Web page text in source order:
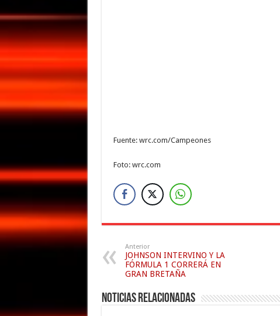
Fuente: wrc.com/Campeones
Foto: wrc.com
Anterior
JOHNSON INTERVINO Y LA
FÓRMULA 1 CORRERÁ EN
GRAN BRETAÑA
Noticias relacionadas